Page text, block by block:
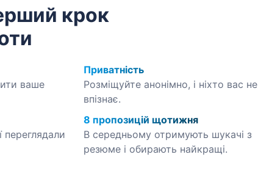
крок
ваше
Приватність
Розміщуйте анонімно, і ніхто вас не
впізнає.
переглядали
8 пропозицій щотижня
В середньому отримують шукачі з
резюме і обирають найкращі.